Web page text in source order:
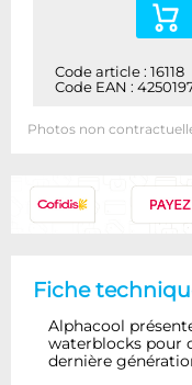
Code article : 16118
Code EAN :
Photos non
Fiche
Alphacool
waterblocks pour
dernière